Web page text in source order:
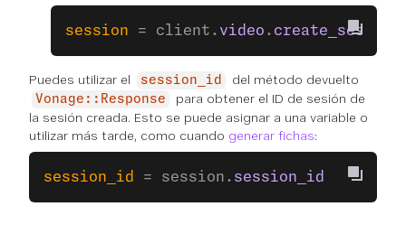
session = client. video . create_session
Puedes utilizar el session_id del método devuelto
Vonage::Response
para obtener el ID de sesión de
la sesión creada. Esto se puede asignar a una variable o
utilizar más tarde, como cuando generar fichas:
session_id = session. session_id